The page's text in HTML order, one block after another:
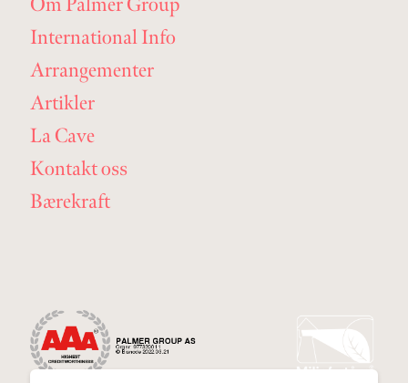
Om Palmer Group
International Info
Arrangementer
Artikler
La Cave
Kontakt oss
Bærekraft